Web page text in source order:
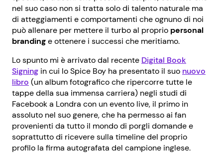
nel suo caso non si tratta solo di talento naturale ma
di atteggiamenti e comportamenti che ognuno di noi
può allenare per mettere il turbo al proprio personal
brandinge ottenere i successi che meritiamo.
Lo spunto mi è arrivato dal recente Digital Book
Signing in cui lo Spice Boy ha presentato il suo nuovo
libro (un album fotografico che ripercorre tutte le
tappe della sua immensa carriera) negli studi di
Facebook a Londra con un evento live, il primo in
assoluto nel suo genere, che ha permesso ai fan
provenienti da tutto il mondo di porgli domande e
soprattutto di ricevere sulla timeline del proprio
profilo la firma autografata del campione inglese.